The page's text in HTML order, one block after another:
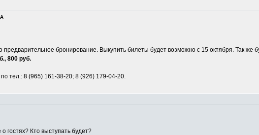
предварительное бронирование. Выкупить билеты будет возможно с 15 октября. Так же
800 руб.
тел.: 8 (965) 161-38-20; 8 (926) 179-04-20.
гостях? Кто выступать будет?